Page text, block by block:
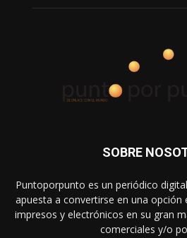
SOBRE
Puntoporpunto es un periódico
apuesta a convertirse en una opción
impresos y electrónicos en su gran
comerciales y/o